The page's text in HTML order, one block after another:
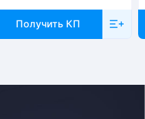
Получить КП